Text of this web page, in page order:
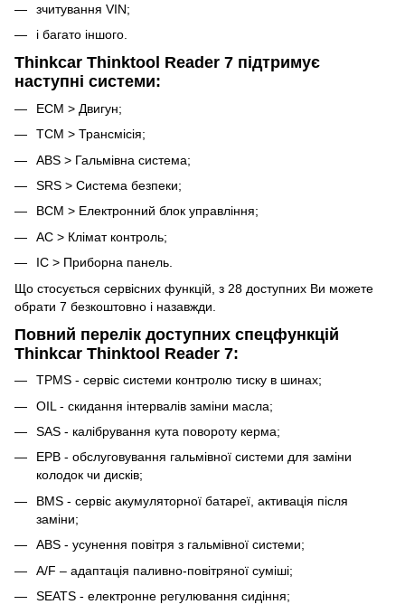
зчитування VIN;
і багато іншого.
Thinkcar Thinktool Reader 7 підтримує
наступні системи:
ECM > Двигун;
TCM > Трансмісія;
ABS > Гальмівна система;
SRS > Система безпеки;
BCM > Електронний блок управління;
AC > Клімат контроль;
IC > Приборна панель.
Що стосується сервісних функцій, з 28 доступних Ви можете
обрати 7 безкоштовно і назавжди.
Повний перелік доступних спецфункцій
Thinkcar Thinktool Reader 7:
TPMS - сервіс системи контролю тиску в шинах;
OIL - скидання інтервалів заміни масла;
SAS - калібрування кута повороту керма;
EPB - обслуговування гальмівної системи для заміни
колодок чи дисків;
BMS - сервіс акумуляторної батареї, активація після
заміни;
ABS - усунення повітря з гальмівної системи;
A/F – адаптація паливно-повітряної суміші;
SEATS - електронне регулювання сидіння;